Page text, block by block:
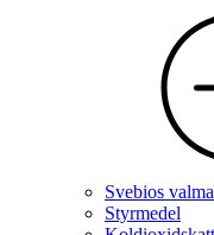
Svebios
Styrmedel